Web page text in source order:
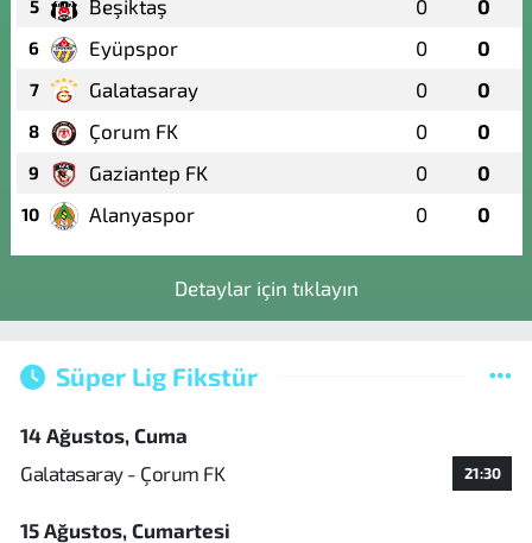
5 Beşiktaş 0 0
6 Eyüpspor 0 0
7 Galatasaray 0 0
8 Çorum FK 0 0
9 Gaziantep FK 0 0
10 Alanyaspor 0 0
Detaylar için tıklayın
Süper Lig Fikstür
14 Ağustos, Cuma
Galatasaray - Çorum FK
21:30
15 Ağustos, Cumartesi